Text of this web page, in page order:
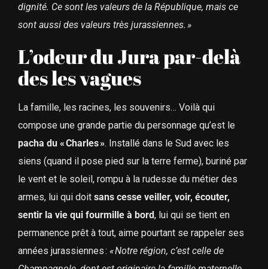
dignité. Ce sont les valeurs de la République, mais ce
sont aussi des valeurs très jurassiennes. »
L’odeur du Jura par-delà
des les vagues
La famille, les racines, les souvenirs… Voilà qui
compose une grande partie du personnage qu’est le
pacha du « Charles ». Installé dans le Sud avec les
siens (quand il pose pied sur la terre ferme), buriné par
le vent et le soleil, rompu à la rudesse du métier des
armes, lui qui doit sans cesse veiller, voir, écouter,
sentir la vie qui fourmille à bord, lui qui se tient en
permanence prêt à tout, aime pourtant se rappeler ses
années jurassiennes : « Notre région, c’est celle de